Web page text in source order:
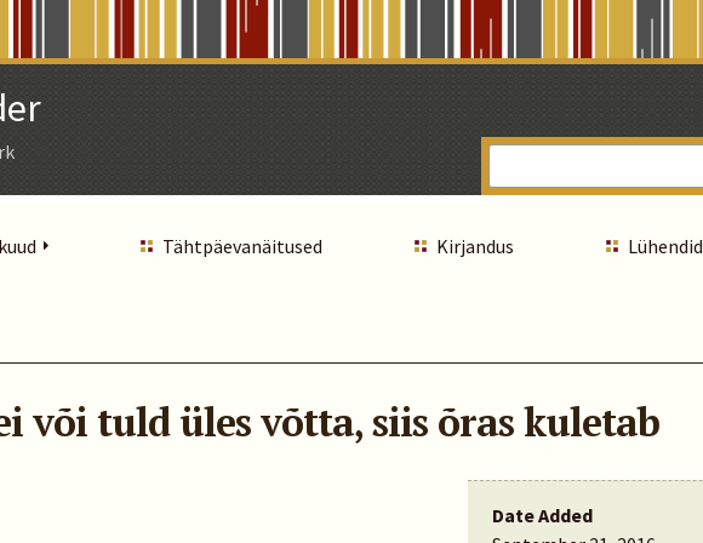
Tähtpäevanäitused Kirjandus Lühendid
või tuld üles võtta, siis õras kuletab
Date Added